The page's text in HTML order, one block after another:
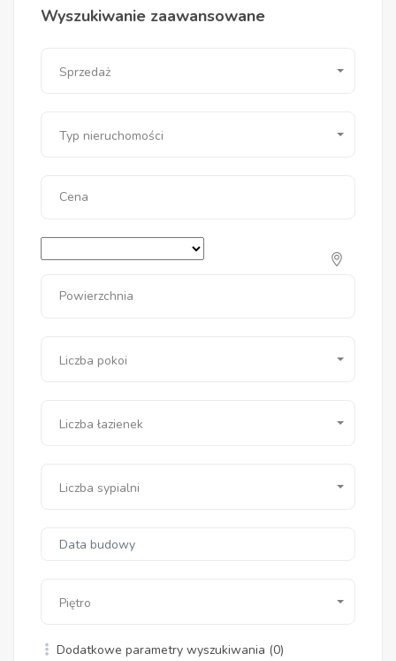
Wyszukiwanie zaawansowane
Sprzedaż
Typ nieruchomości
Cena
Powierzchnia
Liczba pokoi
Liczba łazienek
Liczba sypialni
Piętro
Dodatkowe parametry wyszukiwania (0)